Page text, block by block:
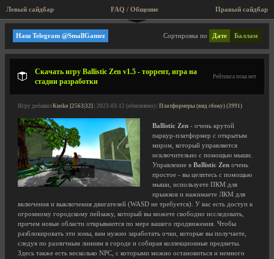
Левый сайдбар Правый сайдбар
FAQ / Общение
Платформеры (вид сбоку)
Сортировка по Дате Баллам
Наш Telegram @SmallGamez
Скачать игру Ballistic Zen v1.5 - торрент, игра на
стадии разработки
Рейтинга пока нет
Игру добавил Kusko [2563|32] | 2023-03-12 (обновлено) | Платформеры (вид сбоку) (3991)
Ballistic Zen - очень крутой
паркур-платформер с открытым
миром, который управляется
исключительно с помощью мыши.
Управление в Ballistic Zen очень
простое - вы целитесь с помощью
мыши, используете ПКМ для
прыжков и нажимаете ЛКМ для
включения и выключения двигателей (WASD не требуется). У вас есть доступ к
огромному городскому пейзажу, который вы можете свободно исследовать,
причем новые области открываются по мере вашего продвижения. Чтобы
разблокировать эти зоны, вам нужно заработать очки, которые вы получаете,
следуя по различным линиям в городе и собирая коллекционные предметы.
Здесь также есть несколько NPC, с которыми можно остановиться и немного